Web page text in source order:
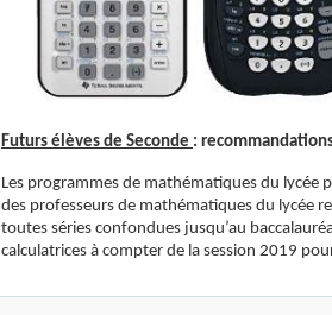
Futurs élèves de Seconde :
Les programmes de mathématiques du lycée
des professeurs de mathématiques du lycée
toutes séries confondues jusqu’au
calculatrices à compter de la session 2019